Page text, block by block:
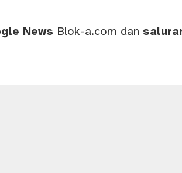
News Blok-a.com dan